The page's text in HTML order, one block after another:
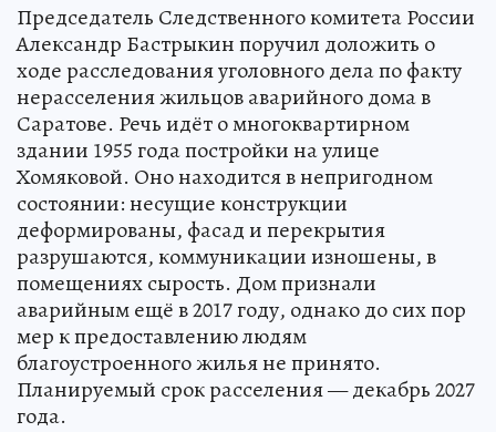
Председатель Следственного комитета России
Александр Бастрыкин поручил доложить о
ходе расследования уголовного дела по факту
нерасселения жильцов аварийного дома в
Саратове. Речь идёт о многоквартирном
здании 1955 года постройки на улице
Хомяковой. Оно находится в непригодном
состоянии: несущие конструкции
деформированы, фасад и перекрытия
разрушаются, коммуникации изношены, в
помещениях сырость. Дом признали
аварийным ещё в 2017 году, однако до сих пор
мер к предоставлению людям
благоустроенного жилья не принято.
Планируемый срок расселения — декабрь 2027
года.